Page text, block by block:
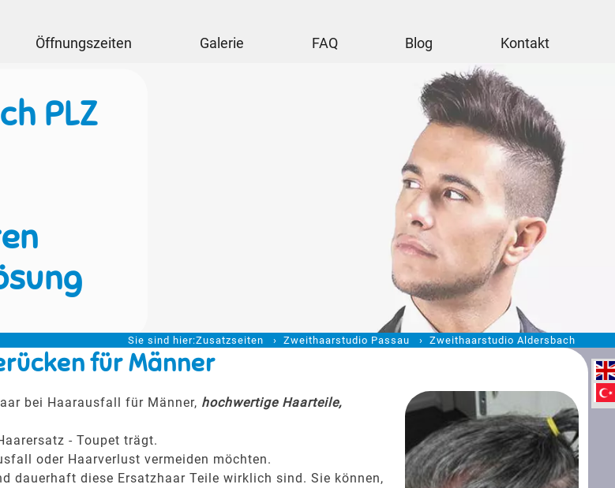
Öffnungszeiten Galerie FAQ Blog Kontakt
PLZ
Sie sind hier:Zusatzseiten Zweithaarstudio Passau Zweithaarstudio Aldersbach
für Männer
bei Haarausfall für Männer, hochwertige Haarteile,
- Toupet trägt.
oder Haarverlust vermeiden möchten.
dauerhaft diese Ersatzhaar Teile wirklich sind. Sie können,